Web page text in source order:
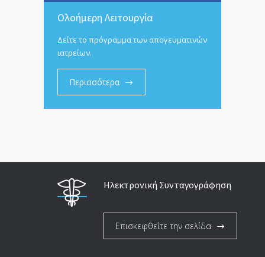
Ολοήμερη Λειτουργία
Δείτε το πρόγραμμα των απογευματινών
ιατρείων.
Περισσότερα
Ηλεκτρονική Συνταγογράφηση
Επισκεφθείτε την σελίδα